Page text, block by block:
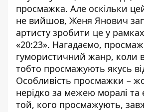
просмажка. Але оскільки
не вийшов, Женя Янович
артисту зробити це у
«20:23». Нагадаємо,
гумористичний жанр, коли
тобто просмажують якусь
Особливість просмажки –
нерідко за межею моралі
той, кого просмажують,